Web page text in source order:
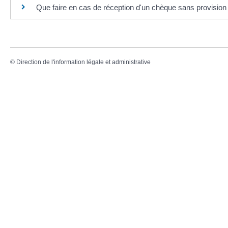
Que faire en cas de réception d'un chèque sans
© Direction de l'information légale et administrative